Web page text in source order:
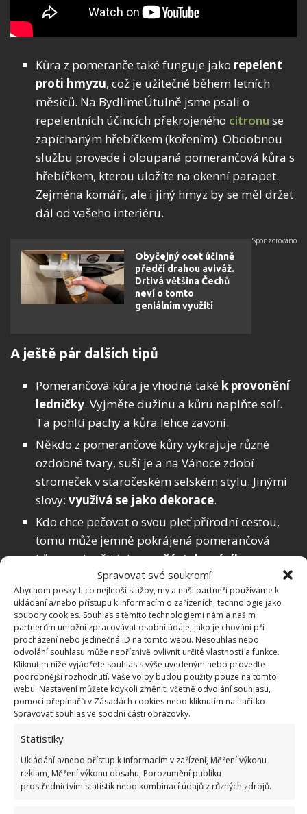
Spravovat své soukromí
Abychom poskytli co nejlepší služby, my a naši partneři používáme k
ukládání a/nebo přístupu k informacím o zařízeních, technologie jako
soubory cookies. Souhlas s těmito technologiemi nám a našim
partnerům umožní zpracovávat osobní údaje, jako je chování při
procházení nebo jedinečná ID na tomto webu. Nesouhlas nebo
odvolání souhlasu může nepříznivě ovlivnit určité vlastnosti a funkce.
Kliknutím níže vyjádřete souhlas s výše uvedeným nebo proveďte
podrobnější rozhodnutí. Vaše volby budou použity pouze na tomto
webu. Nastavení můžete kdykoli změnit, včetně odvolání souhlasu,
pomocí přepínačů v Zásadách cookies nebo kliknutím na tlačítko
Spravovat souhlas ve spodní části obrazovky.
Statistiky
Ukládání a/nebo přístup k informacím v zařízení, Měření výkonu
reklam, Měření výkonu obsahu, Porozumění publiku
prostřednictvím statistik nebo kombinací údajů z různých zdrojů.
Kůra z pomeranče také funguje jako repelent
proti hmyzu, což je užitečné během letních
měsíců. Na BydlímeÚtulně jsme psali o
repelentních účincích překrojeného citronu se
zapíchaným hřebíčkem (kořením). Obdobnou
službu provede i oloupaná pomerančová kůra s
hřebíčkem, kterou uložíte na okenní parapet.
Zejména komáři, ale i jiný hmyz by se měl držet
dál od vašeho interiéru.
Obyčejný ocet účinně
předčí drahou aviváž.
Drtivá většina Čechů
neví o tomto
geniálním využití
A ještě pár dalších tipů
Pomerančová kůra je vhodná také k provonění
ledničky. Vyjměte dužinu a kůru naplňte solí.
Ta pohltí pachy a kůra lehce zavoní.
Někdo z pomerančové kůry vykrajuje různé
ozdobné tvary, suší je a na Vánoce zdobí
stromeček v staročeském selském stylu. Jinými
slovy: využívá se jako dekorace.
Kdo chce pečovat o svou pleť přírodní cestou,
tomu může jemně pokrájená pomerančová
kůra posloužit jakosoučást domácího
. Pomůže odstranit odumřelé kožní
buňky, uvádí webEleganzaPlus. Stejně tak ji
můžete využít jakosoučást přírodní pleťové
masky. Pozor by si však měli dávat alergici.
A vzpomínáte si ještě na kandované ovoce?
Kandovaná pomerančová kůraje lahůdka, kterou
můžete přidávat do biskupského chlebíčku, bábovek
a všude, kam třeba přidáváte rozinky. Pekařským
výrobkům tak dodáte nevšední lahodnou chuť. A vy
si kandovanou kůru (ale i citronovou či drobné
kandované ovoce) můžete snadno vyrobit doma tak,
že ji povaříte a naložíte do vysoce koncentrovaného